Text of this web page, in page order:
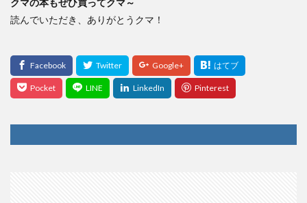
読んでいただき、ありがとうクマ！